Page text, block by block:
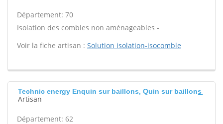
Département: 70
Isolation des combles non aménageables -
Voir la fiche artisan : Solution isolation-isocomble
Technic energy Enquin sur baillons, Quin sur baillons
Artisan
Département: 62